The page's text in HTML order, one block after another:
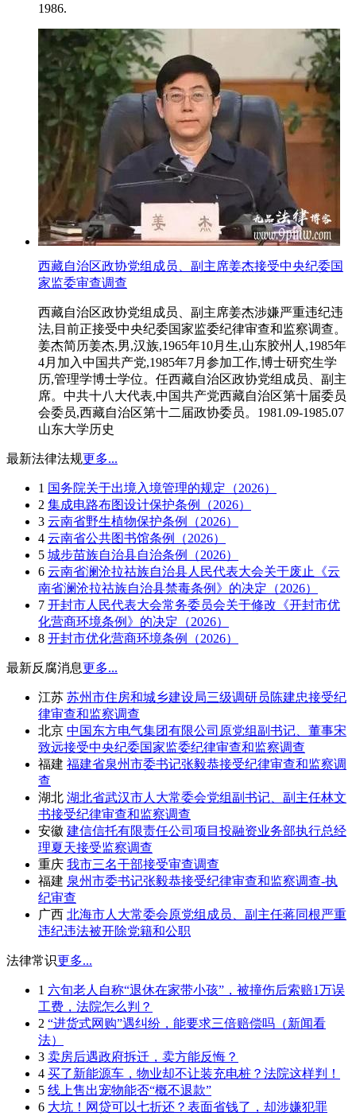
1986.
西藏自治区政协党组成员、副主席姜杰接受中央纪委国
家监委审查调查
西藏自治区政协党组成员、副主席姜杰涉嫌严重违纪违
法,目前正接受中央纪委国家监委纪律审查和监察调查。
姜杰简历姜杰,男,汉族,1965年10月生,山东胶州人,1985年
4月加入中国共产党,1985年7月参加工作,博士研究生学
历,管理学博士学位。任西藏自治区政协党组成员、副主
席。中共十八大代表,中国共产党西藏自治区第十届委员
会委员,西藏自治区第十二届政协委员。1981.09-1985.07
山东大学历史
最新法律法规更多...
1 国务院关于出境入境管理的规定（2026）
2 集成电路布图设计保护条例（2026）
3 云南省野生植物保护条例（2026）
4 云南省公共图书馆条例（2026）
5 城步苗族自治县自治条例（2026）
6 云南省澜沧拉祜族自治县人民代表大会关于废止《云
南省澜沧拉祜族自治县禁毒条例》的决定（2026）
7 开封市人民代表大会常务委员会关于修改《开封市优
化营商环境条例》的决定（2026）
8 开封市优化营商环境条例（2026）
最新反腐消息更多...
江苏 苏州市住房和城乡建设局三级调研员陈建忠接受纪
律审查和监察调查
北京 中国东方电气集团有限公司原党组副书记、董事宋
致远接受中央纪委国家监委纪律审查和监察调查
福建 福建省泉州市委书记张毅恭接受纪律审查和监察调
查
湖北 湖北省武汉市人大常委会党组副书记、副主任林文
书接受纪律审查和监察调查
安徽 建信信托有限责任公司项目投融资业务部执行总经
理夏天接受监察调查
重庆 我市三名干部接受审查调查
福建 泉州市委书记张毅恭接受纪律审查和监察调查-执
纪审查
广西 北海市人大常委会原党组成员、副主任蒋同根严重
违纪违法被开除党籍和公职
法律常识更多...
1 六旬老人自称“退休在家带小孩”，被撞伤后索赔1万误
工费，法院怎么判？
2 “进货式网购”遇纠纷，能要求三倍赔偿吗（新闻看
法）
3 卖房后遇政府拆迁，卖方能反悔？
4 买了新能源车，物业却不让装充电桩？法院这样判！
5 线上售出宠物能否“概不退款”
6 大坑！网贷可以七折还？表面省钱了，却涉嫌犯罪